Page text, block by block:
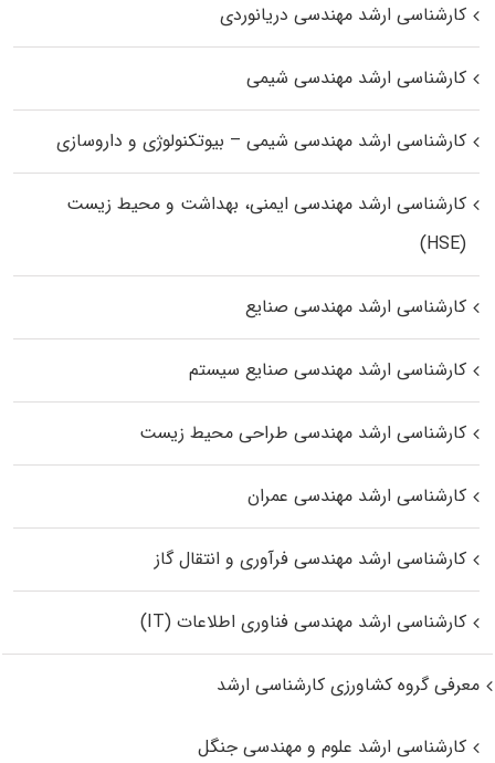
کارشناسی ارشد مهندسی دریانوردی
کارشناسی ارشد مهندسی شیمی
کارشناسی ارشد مهندسی شیمی – بیوتکنولوژی و داروسازی
کارشناسی ارشد مهندسی ایمنی، بهداشت و محیط زیست
(HSE)
کارشناسی ارشد مهندسی صنایع
کارشناسی ارشد مهندسی صنایع سیستم
کارشناسی ارشد مهندسی طراحی محیط زیست
کارشناسی ارشد مهندسی عمران
کارشناسی ارشد مهندسی فرآوری و انتقال گاز
کارشناسی ارشد مهندسی فناوری اطلاعات (IT)
معرفی گروه کشاورزی کارشناسی ارشد
کارشناسی ارشد علوم و مهندسی جنگل